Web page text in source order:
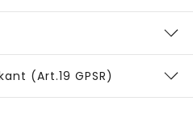
(Art.19 GPSR)